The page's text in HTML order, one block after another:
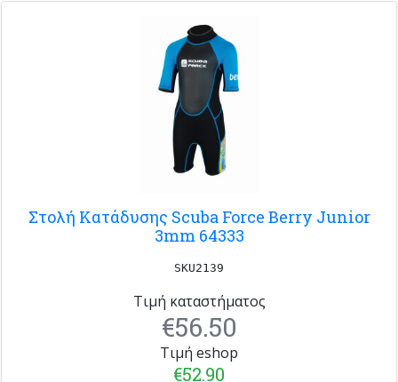
Στολή Κατάδυσης Scuba Force Berry Junior
3mm 64333
SKU2139
Τιμή καταστήματος
€56.50
Τιμή eshop
€52.90